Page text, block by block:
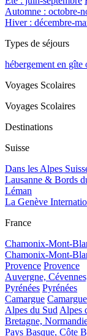
Automne : octobre-
Hiver : décembre-
Types de séjours
hébergement en gîte
Voyages Scolaires
Voyages Scolaires
Destinations
Suisse
Dans les Alpes
Lausanne & Bords
Léman
La Genève
France
Chamonix-Mont-
Chamonix-Mont-
Provence Provence
Auvergne,
Pyrénées Pyrénées
Camargue Camargue
Alpes du Sud Alpes
Bretagne,
Pays Basque, Côte